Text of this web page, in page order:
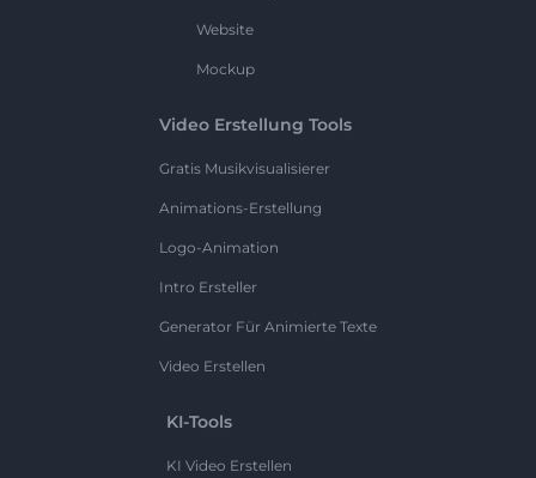
Website
Mockup
Video Erstellung Tools
Gratis Musikvisualisierer
Animations-Erstellung
Logo-Animation
Intro Ersteller
Generator Für Animierte Texte
Video Erstellen
KI-Tools
KI Video Erstellen